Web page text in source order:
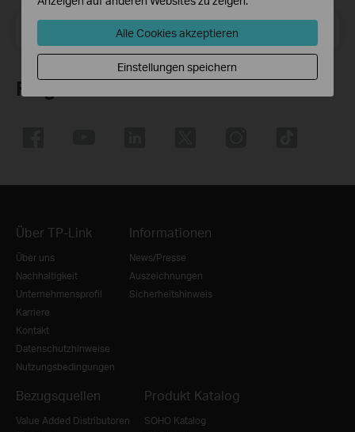
E-Mail-Adresse
Folge uns
Über TP-Link
Über uns
Nachhaltigkeit
Unternehmensprofil
Karriere
Kontakt
Datenschutzhinweise
Nutzungsbedingungen
Informationen
News/Presse
Auszeichnungen
Sicherheitshinweis
Bezugsquellen
Value Added Distributoren
Produkt Katalog
SOHO Katalog
Alle Cookies akzeptieren
Einstellungen speichern